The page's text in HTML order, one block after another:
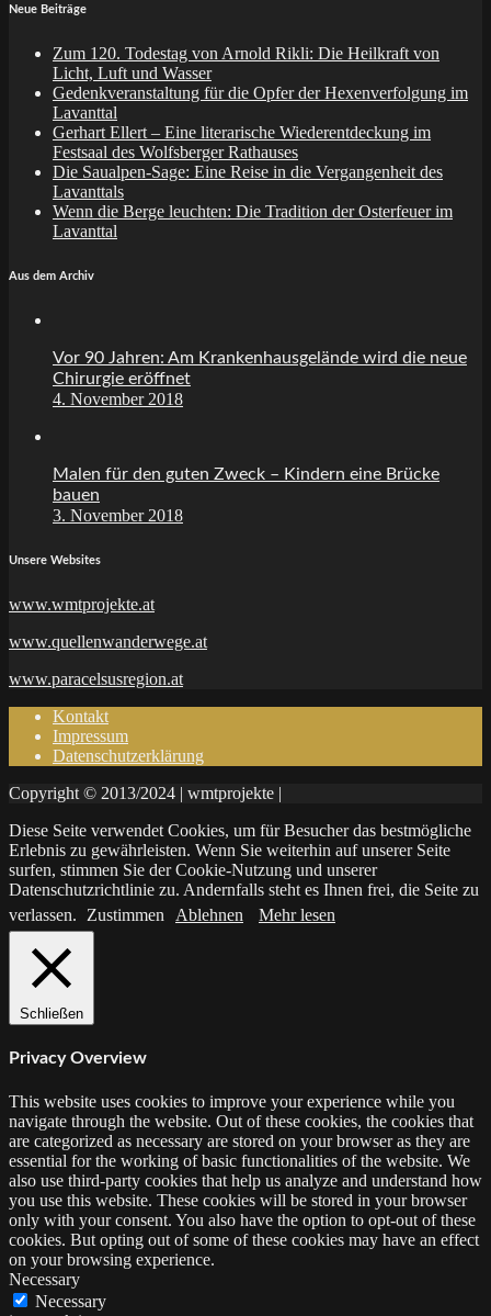
Neue Beiträge
Zum 120. Todestag von Arnold Rikli: Die Heilkraft von
Licht, Luft und Wasser
Gedenkveranstaltung für die Opfer der Hexenverfolgung im
Lavanttal
Gerhart Ellert – Eine literarische Wiederentdeckung im
Festsaal des Wolfsberger Rathauses
Die Saualpen-Sage: Eine Reise in die Vergangenheit des
Lavanttals
Wenn die Berge leuchten: Die Tradition der Osterfeuer im
Lavanttal
Aus dem Archiv
Vor 90 Jahren: Am Krankenhausgelände wird die neue
Chirurgie eröffnet
4. November 2018
Malen für den guten Zweck – Kindern eine Brücke
bauen
3. November 2018
Unsere Websites
www.wmtprojekte.at
www.quellenwanderwege.at
www.paracelsusregion.at
Kontakt
Impressum
Datenschutzerklärung
Copyright © 2013/2024 | wmtprojekte |
Diese Seite verwendet Cookies, um für Besucher das bestmögliche
Erlebnis zu gewährleisten. Wenn Sie weiterhin auf unserer Seite
surfen, stimmen Sie der Cookie-Nutzung und unserer
Datenschutzrichtlinie zu. Andernfalls steht es Ihnen frei, die Seite zu
verlassen.
Zustimmen Ablehnen Mehr lesen
Schließen
Privacy Overview
This website uses cookies to improve your experience while you
navigate through the website. Out of these cookies, the cookies that
are categorized as necessary are stored on your browser as they are
essential for the working of basic functionalities of the website. We
also use third-party cookies that help us analyze and understand how
you use this website. These cookies will be stored in your browser
only with your consent. You also have the option to opt-out of these
cookies. But opting out of some of these cookies may have an effect
on your browsing experience.
Necessary
Necessary